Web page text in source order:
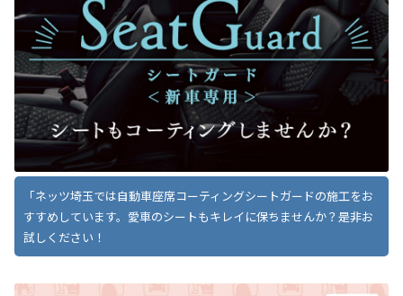
「ネッツ埼玉では自動車座席コーティングシートガードの施工をお
すすめしています。愛車のシートもキレイに保ちませんか？是非お
試しください！